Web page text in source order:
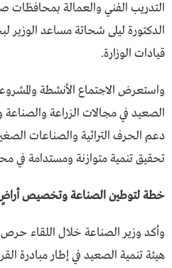
التدريب الفني والعمالة
الدكتورة ليلى شحاتة مساعد
قيادات الوزارة.
واستعرض الاجتماع الأنشطة
الصعيد في مجالات الزراعة
دعم الحرف التراثية والصناعات
تحقيق تنمية متوازنة ومستدامة في
خطة لتوطين الصناعة وتخصيص أراضٍ
وأكد وزير الصناعة خلال اللقاء
هيئة تنمية الصعيد في إطار مبادرة